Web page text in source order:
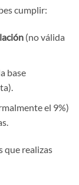
cumplir:
(no válida
base
el 9%)
que realizas